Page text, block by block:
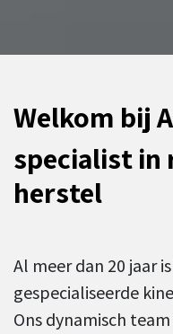
Welkom bij
specialist in
herstel
Al meer dan 20 jaar
gespecialiseerde
Ons dynamisch